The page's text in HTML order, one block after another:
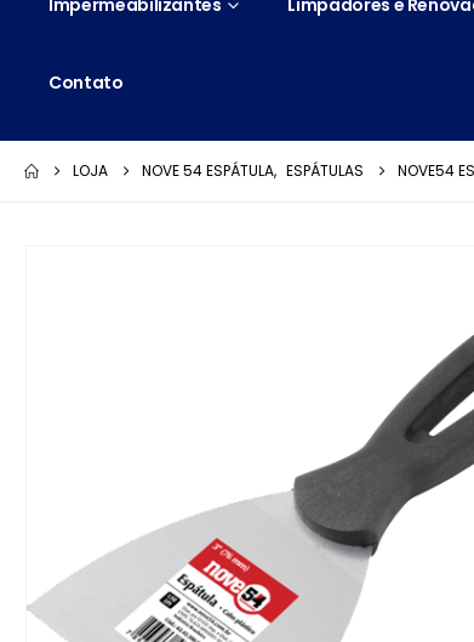
Impermeabilizantes Limpadores e
Contato
LOJA NOVE 54 ESPÁTULA, ESPÁTULAS NOVE54